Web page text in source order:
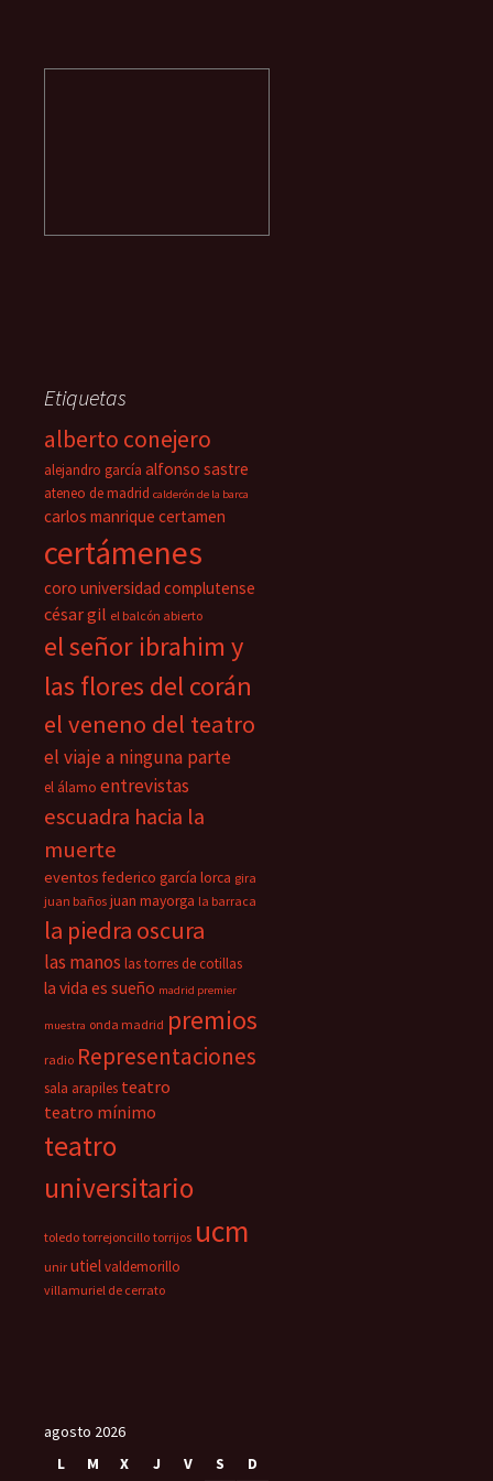
Etiquetas
alberto conejero
alejandro garcía alfonso sastre
ateneo de madrid calderón de la barca
carlos manrique certamen
certámenes
coro universidad complutense
césar gil el balcón abierto
el señor ibrahim y
las flores del corán
el veneno del teatro
el viaje a ninguna parte
el álamo entrevistas
escuadra hacia la
muerte
eventos federico garcía lorca gira
juan baños juan mayorga la barraca
la piedra oscura
las manos las torres de cotillas
la vida es sueño madrid premier
muestra onda madrid premios
radio Representaciones
sala arapiles teatro
teatro mínimo
teatro
universitario
toledo torrejoncillo torrijos ucm
unir utielvaldemorillo
villamuriel de cerrato
agosto 2026
L
M X J V S D